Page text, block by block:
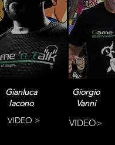
Gianluca
Iacono
VIDEO >
Giorgio
Vanni
VIDEO>